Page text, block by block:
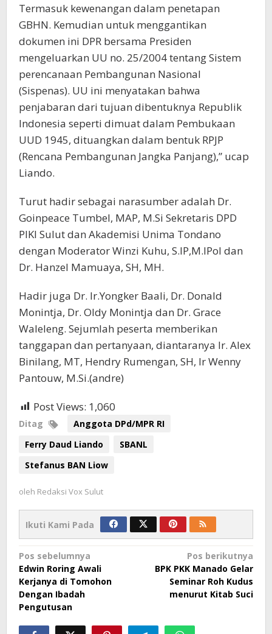
Termasuk kewenangan dalam penetapan
GBHN. Kemudian untuk menggantikan
dokumen ini DPR bersama Presiden
mengeluarkan UU no. 25/2004 tentang Sistem
perencanaan Pembangunan Nasional
(Sispenas). UU ini menyatakan bahwa
penjabaran dari tujuan dibentuknya Republik
Indonesia seperti dimuat dalam Pembukaan
UUD 1945, dituangkan dalam bentuk RPJP
(Rencana Pembangunan Jangka Panjang),” ucap
Liando.
Turut hadir sebagai narasumber adalah Dr.
Goinpeace Tumbel, MAP, M.Si Sekretaris DPD
PIKI Sulut dan Akademisi Unima Tondano
dengan Moderator Winzi Kuhu, S.IP,M.IPol dan
Dr. Hanzel Mamuaya, SH, MH.
Hadir juga Dr. Ir.Yongker Baali, Dr. Donald
Monintja, Dr. Oldy Monintja dan Dr. Grace
Waleleng. Sejumlah peserta memberikan
tanggapan dan pertanyaan, diantaranya Ir. Alex
Binilang, MT, Hendry Rumengan, SH, Ir Wenny
Pantouw, M.Si.(andre)
Post Views: 1,060
Ditag
Anggota DPd/MPR RI
Ferry Daud Liando
SBANL
Stefanus BAN Liow
oleh Redaksi Vox Sulut
Ikuti Kami Pada
Navigasi
pos
Pos sebelumnya
Edwin Roring Awali
Kerjanya di Tomohon
Dengan Ibadah
Pengutusan
Pos berikutnya
BPK PKK Manado Gelar
Seminar Roh Kudus
menurut Kitab Suci